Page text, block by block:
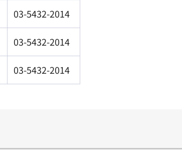
03-5432-2014
03-5432-2014
03-5432-2014